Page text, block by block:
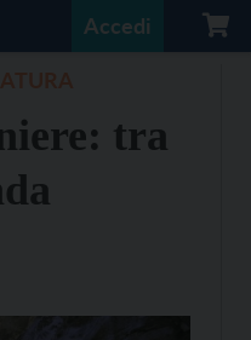
Accedi
tra